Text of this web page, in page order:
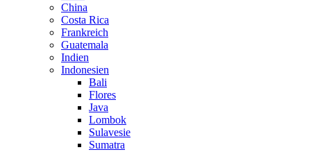
China
Costa Rica
Frankreich
Guatemala
Indien
Indonesien
Bali
Flores
Java
Lombok
Sulavesie
Sumatra